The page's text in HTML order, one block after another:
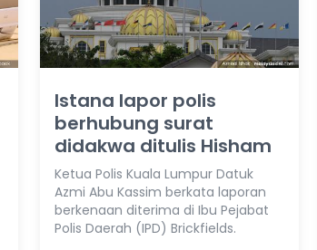
Istana lapor polis
berhubung surat
didakwa ditulis Hisham
Ketua Polis Kuala Lumpur Datuk
Azmi Abu Kassim berkata laporan
berkenaan diterima di Ibu Pejabat
Polis Daerah (IPD) Brickfields.